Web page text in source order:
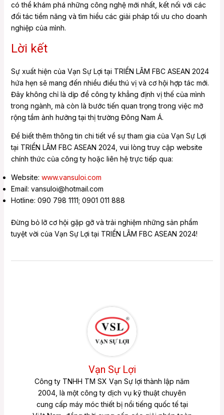
có thể khám phá những công nghệ mới nhất, kết nối với các
đối tác tiềm năng và tìm hiểu các giải pháp tối ưu cho doanh
nghiệp của mình.
Lời kết
Sự xuất hiện của Vạn Sự Lợi tại TRIỂN LÃM FBC ASEAN 2024
hứa hẹn sẽ mang đến nhiều điều thú vị và cơ hội hợp tác mới.
Đây không chỉ là dịp để công ty khẳng định vị thế của mình
trong ngành, mà còn là bước tiến quan trọng trong việc mở
rộng tầm ảnh hưởng tại thị trường Đông Nam Á.
Để biết thêm thông tin chi tiết về sự tham gia của Vạn Sự Lợi
tại TRIỂN LÃM FBC ASEAN 2024, vui lòng truy cập website
chính thức của công ty hoặc liên hệ trực tiếp qua:
Website: www.vansuloi.com
Email: vansuloi@hotmail.com
Hotline: 090 798 1111; 0901 011 888
Đừng bỏ lỡ cơ hội gặp gỡ và trải nghiệm những sản phẩm
tuyệt vời của Vạn Sự Lợi tại TRIỂN LÃM FBC ASEAN 2024!
Vạn Sự Lợi
Công ty TNHH TM SX Vạn Sự lợi thành lập năm
2004, là một công ty dịch vụ kỹ thuật chuyên
cung cấp máy móc thiết bị nổi tiếng quốc tế tại